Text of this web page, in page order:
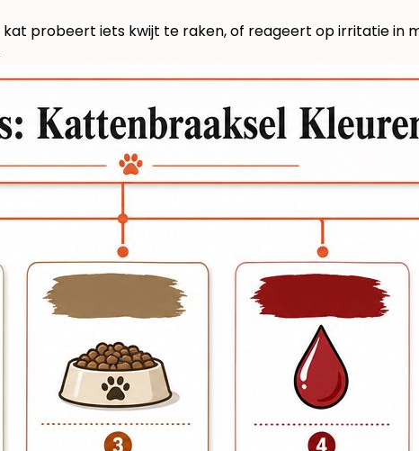
kat probeert iets kwijt te raken, of reageert op irritatie in